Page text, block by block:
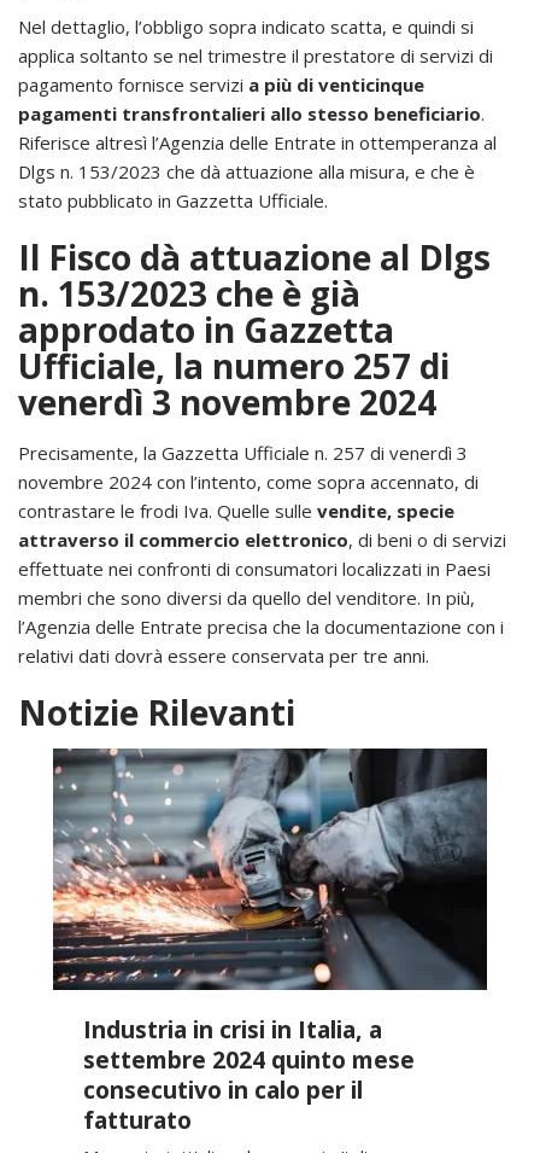
Nel dettaglio, l’obbligo sopra indicato scatta, e quindi si
applica soltanto se nel trimestre il prestatore di servizi di
pagamento fornisce servizi a più di venticinque
pagamenti transfrontalieri allo stesso beneficiario.
Riferisce altresì l’Agenzia delle Entrate in ottemperanza al
Dlgs n. 153/2023 che dà attuazione alla misura, e che è
stato pubblicato in Gazzetta Ufficiale.
Il Fisco dà attuazione al Dlgs
n. 153/2023 che è già
approdato in Gazzetta
Ufficiale, la numero 257 di
venerdì 3 novembre 2024
Precisamente, la Gazzetta Ufficiale n. 257 di venerdì 3
novembre 2024 con l’intento, come sopra accennato, di
contrastare le frodi Iva. Quelle sulle vendite, specie
attraverso il commercio elettronico, di beni o di servizi
effettuate nei confronti di consumatori localizzati in Paesi
membri che sono diversi da quello del venditore. In più,
l’Agenzia delle Entrate precisa che la documentazione con i
relativi dati dovrà essere conservata per tre anni.
Notizie Rilevanti
Industria in crisi in Italia, a
settembre 2024 quinto mese
consecutivo in calo per il
fatturato